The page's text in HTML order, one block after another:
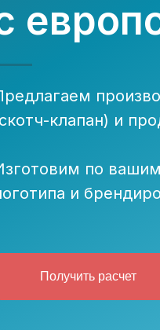
клапан) и
по
и
Получить расчет